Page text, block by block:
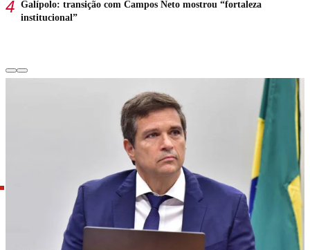
Galípolo: transição com Campos Neto mostrou “fortaleza
institucional”